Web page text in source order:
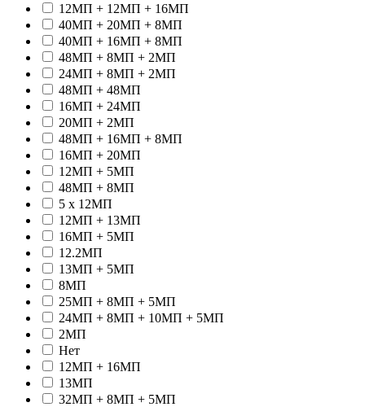
12МП + 12МП + 16МП
40МП + 20МП + 8МП
40МП + 16МП + 8МП
48МП + 8МП + 2МП
24МП + 8МП + 2МП
48МП + 48МП
16МП + 24МП
20МП + 2МП
48МП + 16МП + 8МП
16МП + 20МП
12МП + 5МП
48МП + 8МП
5 x 12МП
12МП + 13МП
16МП + 5МП
12.2МП
13МП + 5МП
8МП
25МП + 8МП + 5МП
24МП + 8МП + 10МП + 5МП
2МП
Hет
12МП + 16МП
13МП
32МП + 8МП + 5МП